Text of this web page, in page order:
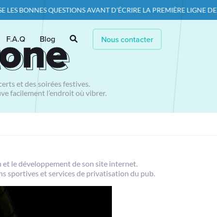
AVANT D’ÉCRIRE LA PREMIÈRE LIGNE DE CODE — PARCE
F.A.Q Blog Nous contacter
et des soirées festives.
facilement l’endroit où vibrer.
et le développement de son site internet.
sportives et services de privatisation du pub.